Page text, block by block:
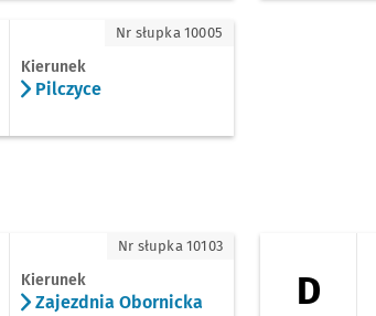
Kierunek
Pilczyce
Nr słupka 10005
Obornicka
Kierunek
Zajezdnia Obornicka
Nr słupka 10103 D -
D